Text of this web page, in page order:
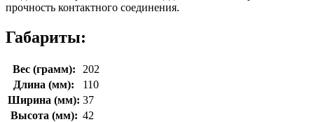
прочность контактного соединения.
Габариты:
Вес (грамм):
202
Длина (мм):
110
Ширина (мм): 37
Высота (мм): 42